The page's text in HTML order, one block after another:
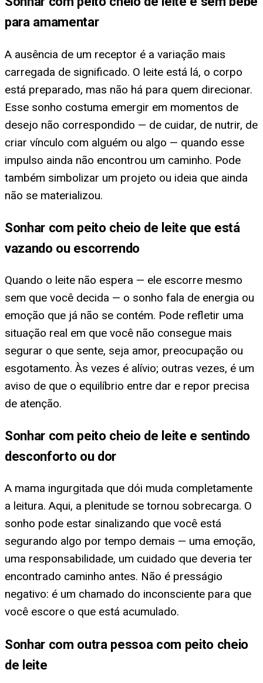
para amamentar
A ausência de um receptor é a variação mais
carregada de significado. O leite está lá, o corpo
está preparado, mas não há para quem direcionar.
Esse sonho costuma emergir em momentos de
desejo não correspondido — de cuidar, de nutrir, de
criar vínculo com alguém ou algo — quando esse
impulso ainda não encontrou um caminho. Pode
também simbolizar um projeto ou ideia que ainda
não se materializou.
Sonhar com peito cheio de leite que está
vazando ou escorrendo
Quando o leite não espera — ele escorre mesmo
sem que você decida — o sonho fala de energia ou
emoção que já não se contém. Pode refletir uma
situação real em que você não consegue mais
segurar o que sente, seja amor, preocupação ou
esgotamento. Às vezes é alívio; outras vezes, é um
aviso de que o equilíbrio entre dar e repor precisa
de atenção.
Sonhar com peito cheio de leite e sentindo
desconforto ou dor
A mama ingurgitada que dói muda completamente
a leitura. Aqui, a plenitude se tornou sobrecarga. O
sonho pode estar sinalizando que você está
segurando algo por tempo demais — uma emoção,
uma responsabilidade, um cuidado que deveria ter
encontrado caminho antes. Não é presságio
negativo: é um chamado do inconsciente para que
você escore o que está acumulado.
Sonhar com outra pessoa com peito cheio
de leite